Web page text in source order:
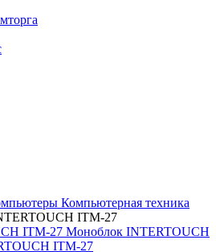
Компьютерная техника
ITM-27